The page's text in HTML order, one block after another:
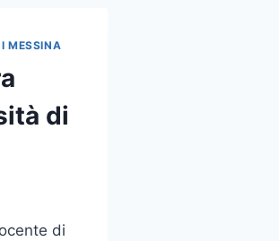
MESSINA
di
di